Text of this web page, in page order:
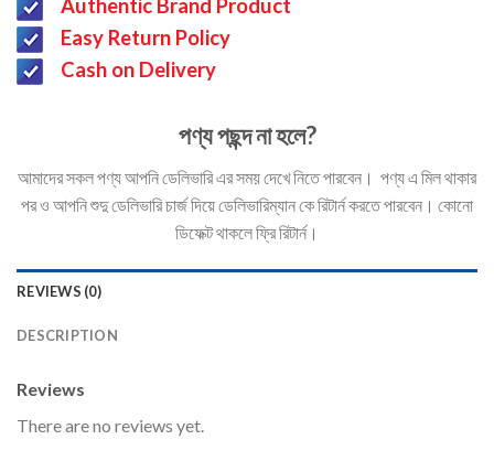
Authentic Brand Product
Easy Return Policy
Cash on Delivery
পণ্য পছন্দ না হলে?
আমাদের সকল পণ্য আপনি ডেলিভারি এর সময় দেখে নিতে পারবেন। পণ্য এ মিল থাকার
পর ও আপনি শুদু ডেলিভারি চার্জ দিয়ে ডেলিভারিম্যান কে রিটার্ন করতে পারবেন। কোনো
ডিফেক্ট থাকলে ফ্রি রিটার্ন।
REVIEWS (0)
DESCRIPTION
Reviews
There are no reviews yet.